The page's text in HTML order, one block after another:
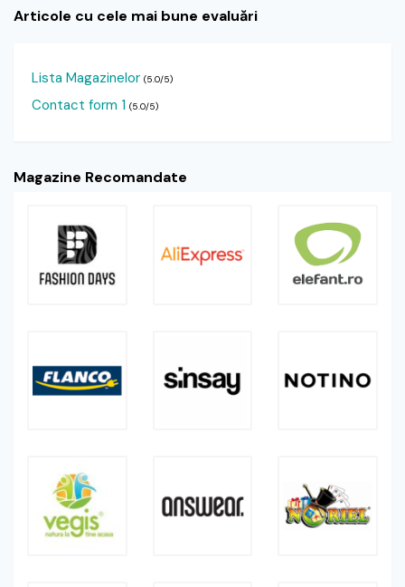
Articole cu cele mai bune evaluări
Lista Magazinelor (5.0/5)
Contact form 1 (5.0/5)
Magazine Recomandate